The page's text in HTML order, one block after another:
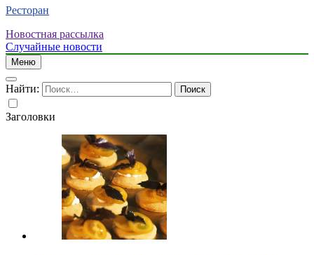
Ресторан
Новостная рассылка
Случайные новости
Меню
Найти:
Заголовки